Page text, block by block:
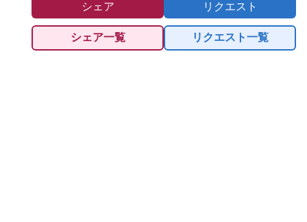
シェア リクエスト
シェア一覧 リクエスト一覧